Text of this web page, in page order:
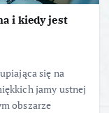
i kiedy jest
się na
jamy ustnej
obszarze